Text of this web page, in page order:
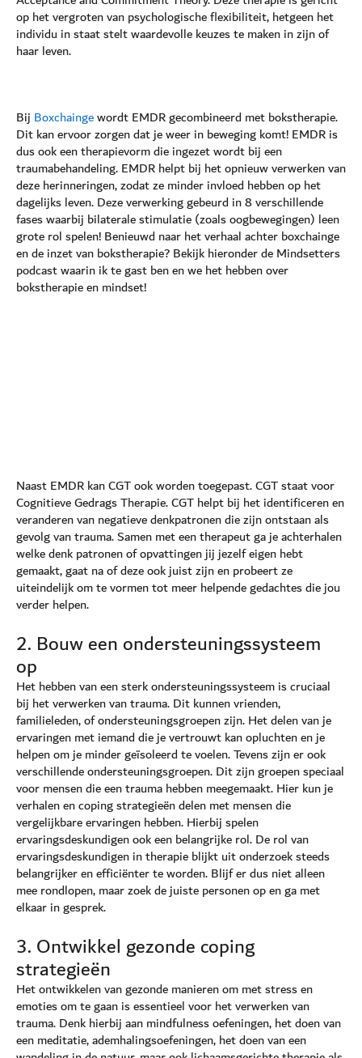
op het vergroten van psychologische flexibiliteit, hetgeen het
individu in staat stelt waardevolle keuzes te maken in zijn of
haar leven.
Bij Boxchaingewordt EMDR gecombineerd met bokstherapie.
Dit kan ervoor zorgen dat je weer in beweging komt! EMDR is
dus ook een therapievorm die ingezet wordt bij een
traumabehandeling. EMDR helpt bij het opnieuw verwerken van
deze herinneringen, zodat ze minder invloed hebben op het
dagelijks leven. Deze verwerking gebeurd in 8 verschillende
fases waarbij bilaterale stimulatie (zoals oogbewegingen) leen
grote rol spelen! Benieuwd naar het verhaal achter boxchainge
en de inzet van bokstherapie? Bekijk hieronder de Mindsetters
podcast waarin ik te gast ben en we het hebben over
bokstherapie en mindset!
Naast EMDR kan CGT ook worden toegepast. CGT staat voor
Cognitieve Gedrags Therapie. CGT helpt bij het identificeren en
veranderen van negatieve denkpatronen die zijn ontstaan als
gevolg van trauma. Samen met een therapeut ga je achterhalen
welke denk patronen of opvattingen jij jezelf eigen hebt
gemaakt, gaat na of deze ook juist zijn en probeert ze
uiteindelijk om te vormen tot meer helpende gedachtes die jou
verder helpen.
2. Bouw een ondersteuningssysteem
op
Het hebben van een sterk ondersteuningssysteem is cruciaal
bij het verwerken van trauma. Dit kunnen vrienden,
familieleden, of ondersteuningsgroepen zijn. Het delen van je
ervaringen met iemand die je vertrouwt kan opluchten en je
helpen om je minder geïsoleerd te voelen. Tevens zijn er ook
verschillende ondersteuningsgroepen. Dit zijn groepen speciaal
voor mensen die een trauma hebben meegemaakt. Hier kun je
verhalen en coping strategieën delen met mensen die
vergelijkbare ervaringen hebben. Hierbij spelen
ervaringsdeskundigen ook een belangrijke rol. De rol van
ervaringsdeskundigen in therapie blijkt uit onderzoek steeds
belangrijker en efficiënter te worden. Blijf er dus niet alleen
mee rondlopen, maar zoek de juiste personen op en ga met
elkaar in gesprek.
3. Ontwikkel gezonde coping
strategieën
Het ontwikkelen van gezonde manieren om met stress en
emoties om te gaan is essentieel voor het verwerken van
trauma. Denk hierbij aan mindfulness oefeningen, het doen van
een meditatie, ademhalingsoefeningen, het doen van een